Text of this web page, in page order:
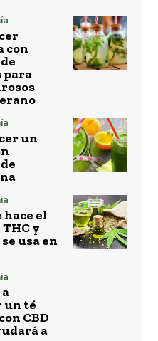
con
para
un
hace el
y
usa en
un té
CBD
a